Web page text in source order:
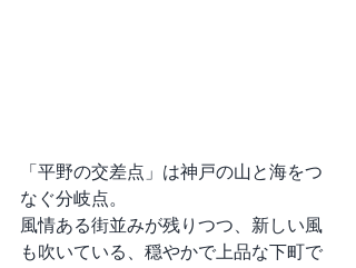
「平野の交差点」は神戸の山と海をつ
なぐ分岐点。
風情ある街並みが残りつつ、新しい風
も吹いている、穏やかで上品な下町で